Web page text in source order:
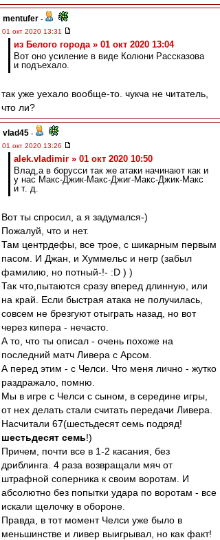
mentufer -
01 окт 2020 13:31
из Белого города » 01 окт 2020 13:04
Вот оно усиление в виде Колюни Рассказова
и подъехало.
так уже уехало вообще-то. чукча не читатель,
что ли?
vlad45 -
01 окт 2020 13:26
alek.vladimir » 01 окт 2020 10:50
Влад,а в борусси так же атаки начинают как и
у нас Макс-Джик-Макс-Джиг-Макс-Джик-Макс
и т. д.
Вот ты спросил, а я задумался-)
Пожалуй, что и нет.
Там центрдефы, все трое, с шикарным первым
пасом. И Джан, и Хуммельс и негр (забыл
фамилию, но потный-!- :D ) )
Так что,пытаются сразу вперед длинную, или
на край. Если быстрая атака не получилась,
совсем не брезгуют отыграть назад, но вот
через кипера - нечасто.
А то, что ты описал - очень похоже на
последний матч Ливера с Арсом.
А перед этим - с Челси. Что меня лично - жутко
раздражало, помню.
Мы в игре с Челси с сыном, в середине игры,
от нех делать стали считать передачи Ливера.
Насчитали 67(шестьдесят семь подряд!
шестьдесят семь!)
Причем, почти все в 1-2 касания, без
дриблинга. 4 раза возвращали мяч от
штрафной соперника к своим воротам. И
абсолютно без попытки удара по воротам - все
искали щелочку в обороне.
Правда, в тот момент Челси уже было в
меньшинстве и ливер выигрывал, но как факт!